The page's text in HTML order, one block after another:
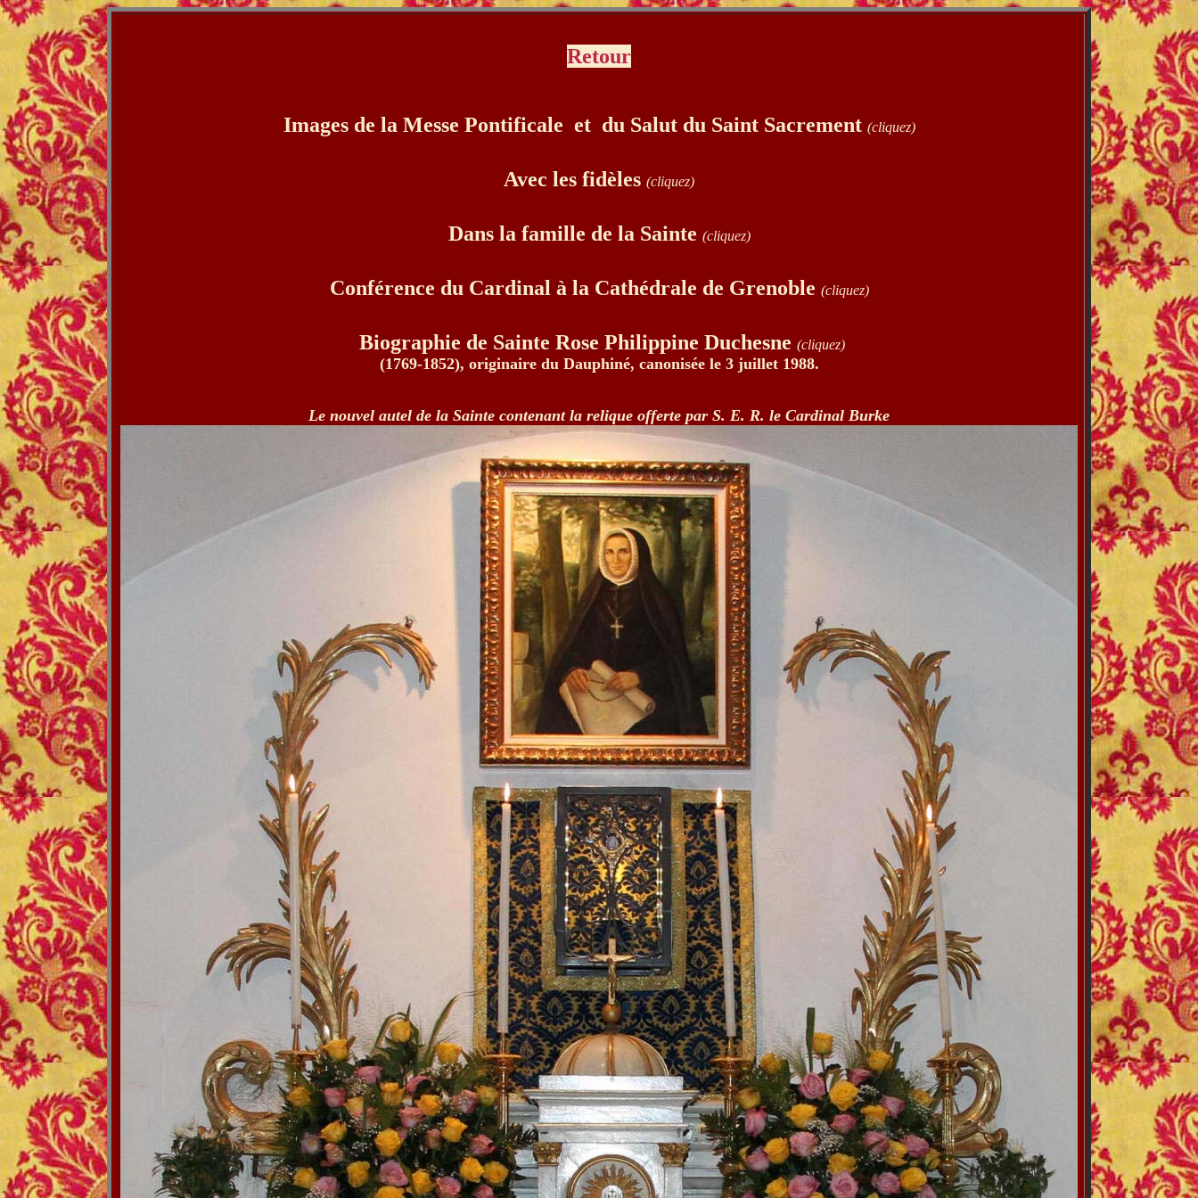
Retour
Images de la Messe Pontificale et du Salut du Saint Sacrement (cliquez)
Avec les fidèles (cliquez)
Dans la famille de la Sainte (cliquez)
Conférence du Cardinal à la Cathédrale de Grenoble (cliquez)
Biographie de Sainte Rose Philippine Duchesne (cliquez)
(1769-1852), originaire du Dauphiné, canonisée le 3 juillet 1988.
Le nouvel autel de la Sainte contenant la relique offerte par S. E. R. le Cardinal Burke